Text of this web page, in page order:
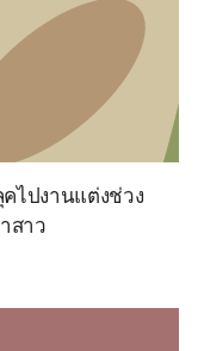
ไปงานแต่งช่วง
สาว